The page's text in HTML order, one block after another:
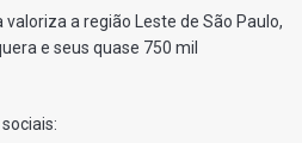
valoriza a região Leste de São Paulo,
e seus quase 750 mil